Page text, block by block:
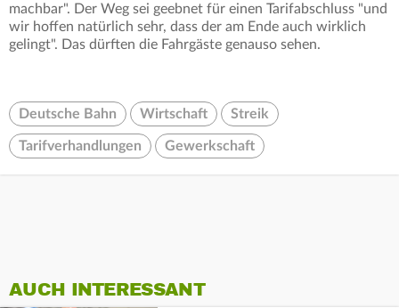
machbar". Der Weg sei geebnet für einen Tarifabschluss "und
wir hoffen natürlich sehr, dass der am Ende auch wirklich
gelingt". Das dürften die Fahrgäste genauso sehen.
Deutsche Bahn Wirtschaft Streik
Tarifverhandlungen Gewerkschaft
AUCH INTERESSANT